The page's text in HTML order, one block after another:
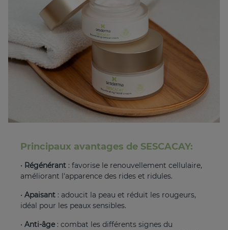
Principaux avantages de SESCACAY:
• Régénérant : favorise le renouvellement cellulaire,
améliorant l'apparence des rides et ridules.
• Apaisant : adoucit la peau et réduit les rougeurs,
idéal pour les peaux sensibles.
• Anti-âge: combat les différents signes du